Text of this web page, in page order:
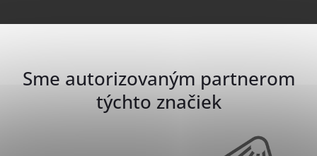
Sme autorizovaným partnerom
týchto značiek